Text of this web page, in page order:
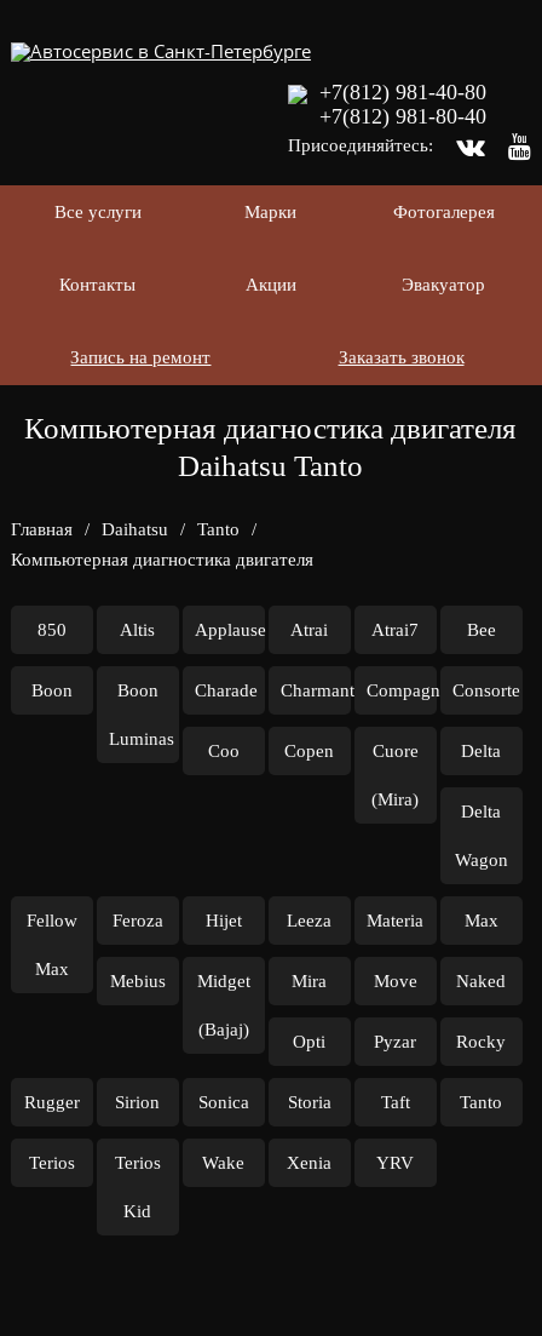
+7(812) 981-40-80
+7(812) 981-80-40
Присоединяйтесь:
Все услуги Марки Фотогалерея
Контакты Акции Эвакуатор
Заказать звонок
Запись на ремонт
Компьютерная диагностика двигателя
Daihatsu Tanto
Главная / Daihatsu / Tanto
/
Компьютерная диагностика двигателя
850 Altis Applause Atrai Atrai7 Bee
Boon Boon
Luminas
Charade Charmant Compagno Consorte
Coo Copen Cuore
(Mira)
Delta
Delta
Wagon
Fellow
Max
Feroza Hijet Leeza Materia Max
Mebius Midget
(Bajaj)
Mira Move Naked
Opti Pyzar Rocky
Rugger Sirion Sonica Storia Taft Tanto
Terios Terios
Kid
Wake Xenia YRV